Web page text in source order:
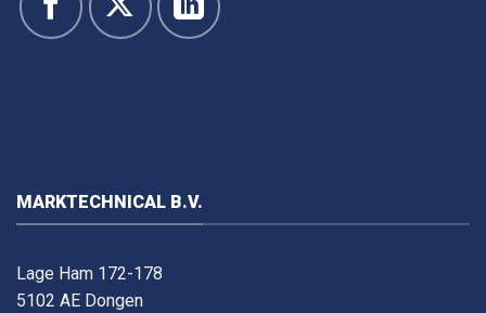
MARKTECHNICAL B.V.
Lage Ham 172-178
5102 AE Dongen